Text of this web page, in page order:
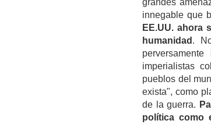
grandes
innegable que
EE.UU. ahora
humanidad .
imperialistas
pueblos del
exista", como
de la guerra.
política como